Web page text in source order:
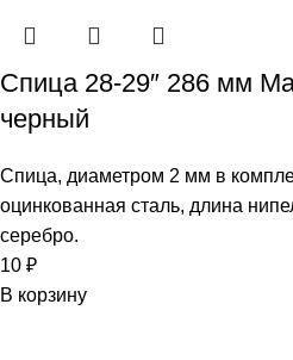
Спица 28-29″ 286 мм
черный
Спица, диаметром 2 мм в
оцинкованная сталь, длина
серебро.
10 ₽
В корзину